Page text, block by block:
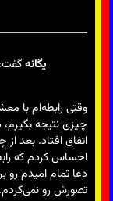
یگانهگفت:
وقتی رابطه‌ام با
چیزی نتیجه
اتفاق افتاد. بعد
احساس کردم که
دعا تمام امیدم
تصورش رو نمی‌کردم.